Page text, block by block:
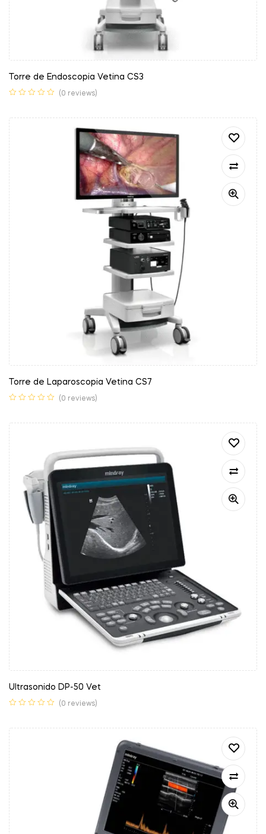
Torre de Endoscopia Vetina CS3
(0 reviews)
Torre de Laparoscopia Vetina CS7
(0 reviews)
Ultrasonido DP-50 Vet
(0 reviews)